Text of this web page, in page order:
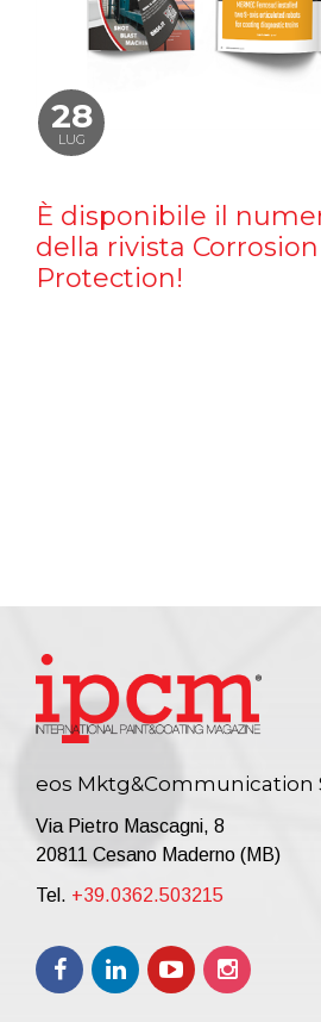
28
LUG
È disponibile il
della rivista Corrosion
Protection!
eos Mktg&Communication
Via Pietro Mascagni, 8
20811 Cesano Maderno (MB)
Tel. +39.0362.503215